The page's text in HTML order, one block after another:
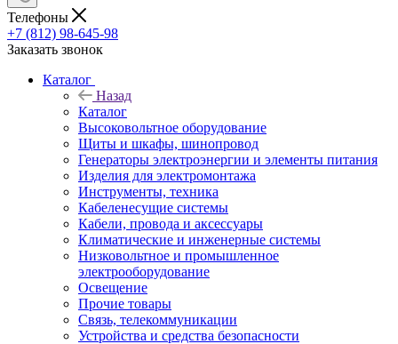
Телефоны
+7 (812) 98-645-98
Заказать звонок
Каталог
Назад
Каталог
Высоковольтное оборудование
Щиты и шкафы, шинопровод
Генераторы электроэнергии и элементы питания
Изделия для электромонтажа
Инструменты, техника
Кабеленесущие системы
Кабели, провода и аксессуары
Климатические и инженерные системы
Низковольтное и промышленное
электрооборудование
Освещение
Прочие товары
Связь, телекоммуникации
Устройства и средства безопасности